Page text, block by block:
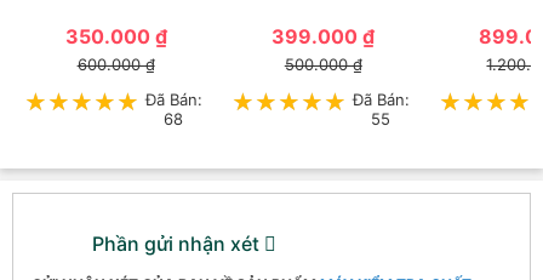
350.000 ₫
600.000 ₫
★★★★★
★★★★★ Đã Bán:
68
399.000 ₫
500.000 ₫
★★★★★
★★★★★ Đã Bán:
55
Phần gửi nhận xét